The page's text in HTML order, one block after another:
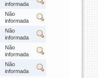
informada
Não
informada
Não
informada
Não
informada
Não
informada